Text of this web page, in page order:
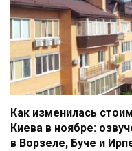
Как изменилась
Киева в ноябре:
в Ворзеле, Буче и